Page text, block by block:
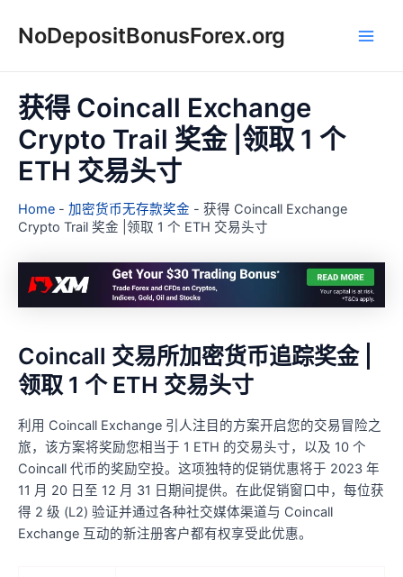
NoDepositBonusForex.org
获得 Coincall Exchange
Crypto Trail 奖金 |领取 1 个
ETH 交易头寸
Home - 加密货币无存款奖金 - 获得 Coincall Exchange
Crypto Trail 奖金 |领取 1 个 ETH 交易头寸
Coincall 交易所加密货币追踪奖金 |
领取 1 个 ETH 交易头寸
利用 Coincall Exchange 引人注目的方案开启您的交易冒险之
旅，该方案将奖励您相当于 1 ETH 的交易头寸，以及 10 个
Coincall 代币的奖励空投。这项独特的促销优惠将于 2023 年
11 月 20 日至 12 月 31 日期间提供。在此促销窗口中，每位获
得 2 级 (L2) 验证并通过各种社交媒体渠道与 Coincall
Exchange 互动的新注册客户都有权享受此优惠。